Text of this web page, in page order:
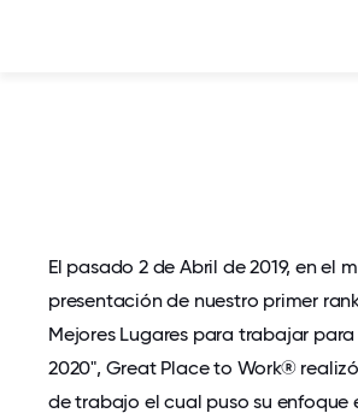
El pasado 2 de Abril de 2019, en el
presentación de nuestro primer
Mejores Lugares para trabajar para
2020", Great Place to Work®
de trabajo el cual puso su enfoque